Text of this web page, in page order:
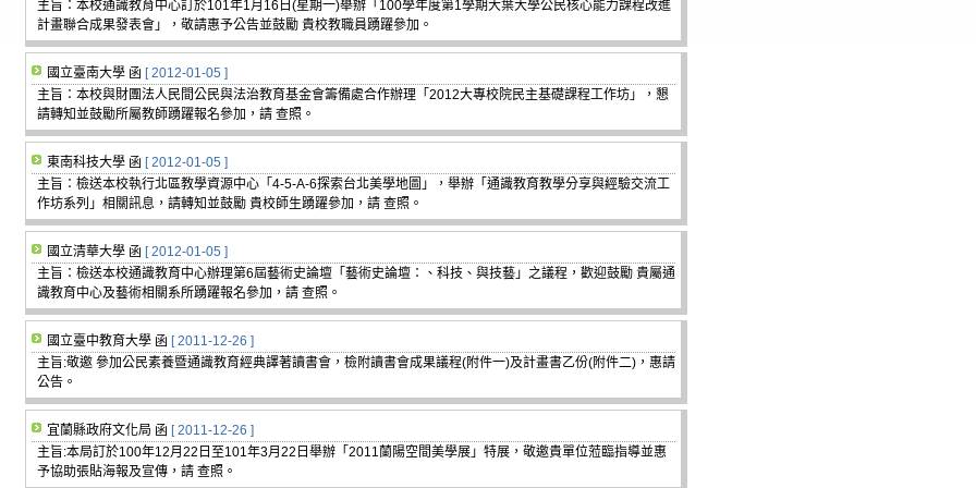
主旨：本校通識教育中心訂於101年1月16日(星期一)舉辦「100學年度第1學期大葉大學公民核心能力課程改進
計畫聯合成果發表會」，敬請惠予公告並鼓勵 貴校教職員踴躍參加。
國立臺南大學 函 [ 2012-01-05 ]
主旨：本校與財團法人民間公民與法治教育基金會籌備處合作辦理「2012大專校院民主基礎課程工作坊」，懇
請轉知並鼓勵所屬教師踴躍報名參加，請 查照。
東南科技大學 函 [ 2012-01-05 ]
主旨：檢送本校執行北區教學資源中心「4-5-A-6探索台北美學地圖」，舉辦「通識教育教學分享與經驗交流工
作坊系列」相關訊息，請轉知並鼓勵 貴校師生踴躍參加，請 查照。
國立清華大學 函 [ 2012-01-05 ]
主旨：檢送本校通識教育中心辦理第6屆藝術史論壇「藝術史論壇：、科技、與技藝」之議程，歡迎鼓勵 貴屬通
識教育中心及藝術相關系所踴躍報名參加，請 查照。
國立臺中教育大學 函 [ 2011-12-26 ]
主旨:敬邀 參加公民素養暨通識教育經典譯著讀書會，檢附讀書會成果議程(附件一)及計畫書乙份(附件二)，惠請
公告。
宜蘭縣政府文化局 函 [ 2011-12-26 ]
主旨:本局訂於100年12月22日至101年3月22日舉辦「2011蘭陽空間美學展」特展，敬邀貴單位蒞臨指導並惠
予協助張貼海報及宣傳，請 查照。